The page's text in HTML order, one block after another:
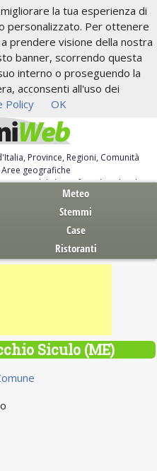
la tua esperienza di
personalizzato. Per ottenere
prendere visione della nostra
banner, scorrendo questa
interno o proseguendo la
acconsenti all'uso dei
Policy OK
Province, Regioni, Comunità
geografiche
moduli, leggi, free download
Meteo
Stemmi
Case
Ristoranti
Siculo (ME)